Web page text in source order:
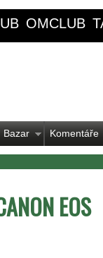
OMCLUB
Bazar Komentáře
EOS